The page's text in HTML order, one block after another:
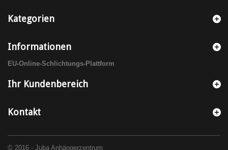
Kategorien
Informationen
EU-Online-Schlichtungs-Plattform
© 2016 - Juba Anhängerzentrum
Ihr Kundenbereich
Kontakt